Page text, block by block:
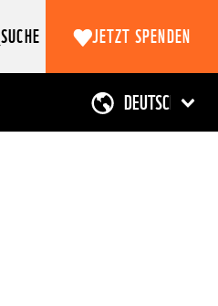
SUCHE JETZT SPENDEN